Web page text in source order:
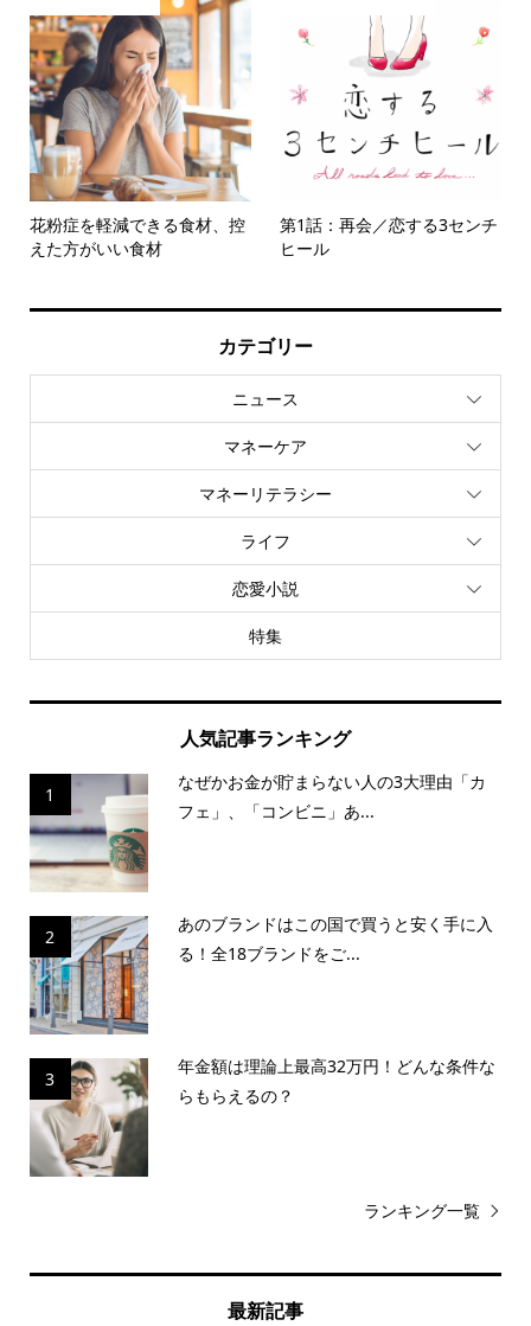
花粉症を軽減できる食材、控
えた方がいい食材
第1話：再会／恋する3センチ
ヒール
カテゴリー
ニュース
マネーケア
マネーリテラシー
ライフ
恋愛小説
特集
人気記事ランキング
1
なぜかお金が貯まらない人の3大理由「カ
フェ」、「コンビニ」あ...
2
あのブランドはこの国で買うと安く手に入
る！全18ブランドをご...
3
年金額は理論上最高32万円！どんな条件な
らもらえるの？
ランキング一覧
最新記事